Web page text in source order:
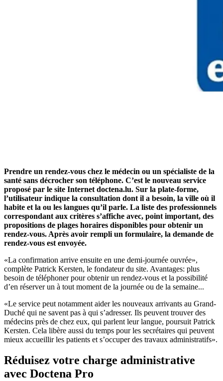
Prendre un rendez-vous chez le médecin ou un spécialiste de la
santé sans décrocher son téléphone. C’est le nouveau service
proposé par le site Internet doctena.lu. Sur la plate-forme,
l’utilisateur indique la consultation dont il a besoin, la ville où il
habite et la ou les langues qu’il parle. La liste des professionnels
correspondant aux critères s’affiche avec, point important, des
propositions de plages horaires disponibles pour obtenir un
rendez-vous. Après avoir rempli un formulaire, la demande de
rendez-vous est envoyée.
«La confirmation arrive ensuite en une demi-journée ouvrée»,
complète Patrick Kersten, le fondateur du site. Avantages: plus
besoin de téléphoner pour obtenir un rendez-vous et la possibilité
d’en réserver un à tout moment de la journée ou de la semaine...
«Le service peut notamment aider les nouveaux arrivants au Grand-
Duché qui ne savent pas à qui s’adresser. Ils peuvent trouver des
médecins près de chez eux, qui parlent leur langue, poursuit Patrick
Kersten. Cela libère aussi du temps pour les secrétaires qui peuvent
mieux accueillir les patients et s’occuper des travaux administratifs».
Réduisez votre charge administrative
avec Doctena Pro